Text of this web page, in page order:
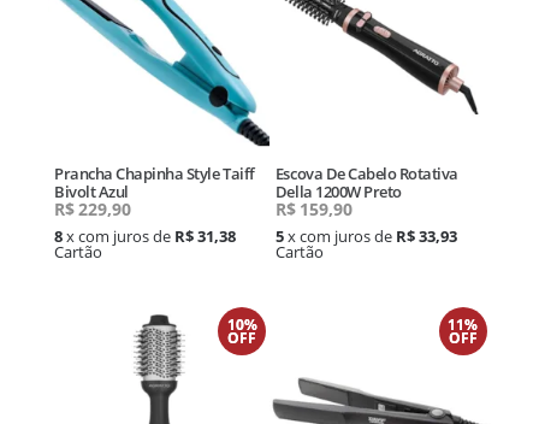
Prancha Chapinha Style Taiff
Bivolt Azul
R$229,90
8x com juros de R$ 31,38
Cartão
Escova De Cabelo Rotativa
Della 1200W Preto
R$ 159,90
5x com juros de R$ 33,93
Cartão
10%
OFF
11%
OFF